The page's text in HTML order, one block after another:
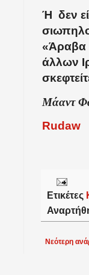
Ή δεν
«Άραβα
άλλων
Μάαντ
Rudaw
Ετικέτες
Νεότερη